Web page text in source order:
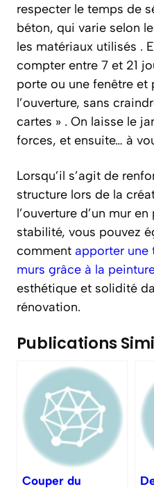
respecter le temps de
béton, qui varie selon
les matériaux utilisés .
compter entre 7 et 21
porte ou une fenêtre
l’ouverture, sans
cartes » . On laisse le
forces, et ensuite… à
Lorsqu’il s’agit de
structure lors de la
l’ouverture d’un mur
stabilité, vous pouvez
comment apporter une
murs grâce à la
esthétique et solidité
rénovation.
Publications
Couper du